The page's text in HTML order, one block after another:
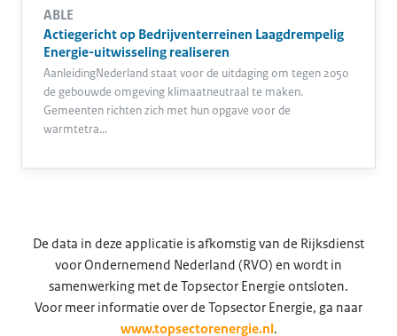
ABLE
Actiegericht op Bedrijventerreinen Laagdrempelig
Energie-uitwisseling realiseren
AanleidingNederland staat voor de uitdaging om tegen 2050
de gebouwde omgeving klimaatneutraal te maken.
Gemeenten richten zich met hun opgave voor de
warmtetra…
De data in deze applicatie is afkomstig van de Rijksdienst
voor Ondernemend Nederland (RVO) en wordt in
samenwerking met de Topsector Energie ontsloten.
Voor meer informatie over de Topsector Energie, ga naar
www.topsectorenergie.nl .